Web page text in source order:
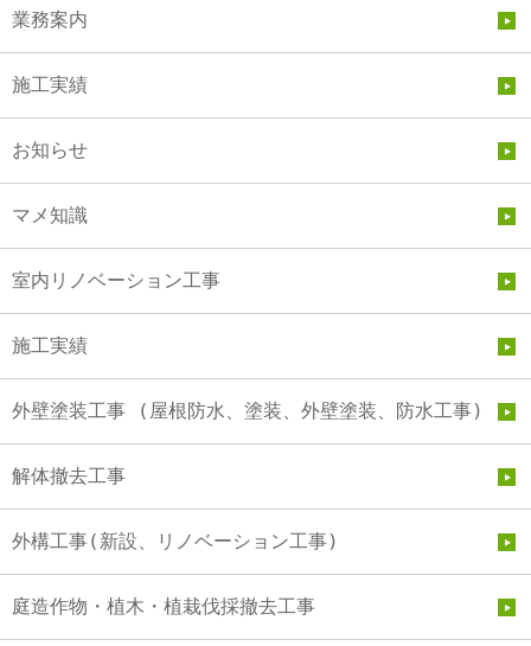
業務案内
施工実績
お知らせ
マメ知識
室内リノベーション工事
施工実績
外壁塗装工事 (屋根防水、塗装、外壁塗装、防水工事)
解体撤去工事
外構工事(新設、リノベーション工事)
庭造作物・植木・植栽伐採撤去工事